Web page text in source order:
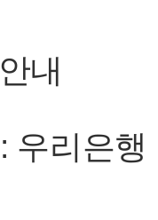
내
우리은